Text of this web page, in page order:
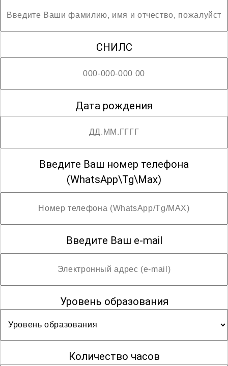
профессионалами в этой динамичной и
интересной сфере.
СНИЛС
Дата рождения
Введите Ваш номер телефона
(WhatsApp\Tg\Max)
Введите Ваш e-mail
Уровень образования
Количество часов